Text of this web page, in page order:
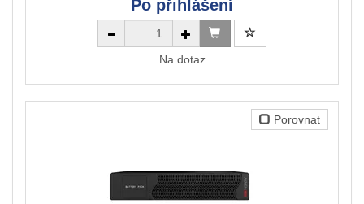
Po přihlášení
Na dotaz
Porovnat